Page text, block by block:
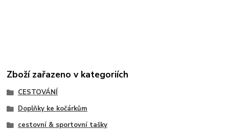
Zboží zařazeno v kategoriích
CESTOVÁNÍ
Doplňky ke kočárkům
cestovní & sportovní tašky